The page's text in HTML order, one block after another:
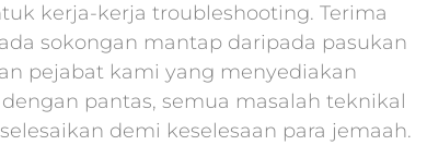
kerja-kerja troubleshooting. Terima
sokongan mantap daripada pasukan
pejabat kami yang menyediakan
pantas, semua masalah teknikal
demi keselesaan para jemaah.